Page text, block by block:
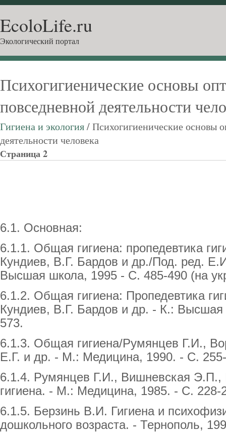
EcoloLife.ru
Экологический портал
Психогигиенические основы
повседневной деятельности
Гигиена и экология/ Психогигиенические основы
деятельности человека
Страница 2
6.1. Основная:
6.1.1. Общая гигиена: пропедевтика
Кундиев, В.Г. Бардов и др./Под. ред.
Высшая школа, 1995 - С. 485-490 (на
6.1.2. Общая гигиена: Пропедевтика
Кундиев, В.Г. Бардов и др. - К.:
573.
6.1.3. Общая гигиена/Румянцев Г.И.,
Е.Г. и др. - М.: Медицина, 1990. - С.
6.1.4. Румянцев Г.И., Вишневская
гигиена. - М.: Медицина, 1985. - С. 228-
6.1.5. Берзинь В.И. Гигиена и
дошкольного возраста. - Тернополь,